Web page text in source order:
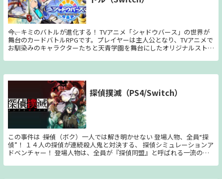
化」することによって、“見た目”も“わざ”もパワーアップ。攻撃の手数
が増えたり、攻撃範囲が広がったり、より多彩なアクションを楽しめま
す。 ◆新アクション「ほおばりヘンケイ」 新世界に散らばる車や自販
機などをほおばることで特別なアクションができる「ほおばりヘンケ
イ」。ほおばるアイテムによって様々な姿に変化し、ステージの探索や
ワドルディの救出に大活躍します。 ◆カービィとバンダナワドルディ
で2人協力プレイ Joy-Conをおすそわけすれば、カービィとバンダナワ
ドルディの2人で新世界を冒険することができます。
――今、キミのバトルが進化する！ TVアニメ「シャドウバース」の世界が
舞台のカードバトルRPGです。プレイヤーは主人公となり、TVアニメで
お馴染みのキャラクターたちと天青学園を舞台にしたオリジナルストー
など、本作ならではの要素が満載です。 ■「Shadowverse」と基本ル
本ルールはまったく同じまま、Nintendo Switchで遊べます。さらに本
作だけでしか見られない超豪華なバトル演出もあります。 ■初心者で
も安心！誰でも楽しみながらルールや用語を覚えられる！ ストーリー
を楽しみながらカードゲームのルールや用語を覚えられます。さらに困
ったときは、「アドバイス機能」もあり、ヘルプ機能も充実していま
す。初心者でもルールをしっかりマスターできます。 ■オンライン機
能、ローカル通信バトルも！ オンライン機能も充実。「ランクマッ
チ」で、オンライン上のさまざまなプレイヤーと遊べます。さらに豪華
な報酬をゲットできる「バトルパス」もあります。もちろん、友達とス
イッチを持ち寄って「ローカル通信バトル」で遊ぶこともできます。
探偵撲滅（PS4/Switch）
この事件は ―― 探偵（ボク）一人では解き明かせない 登場人物、全員“探
偵”！ １４人の探偵が連続殺人鬼と対決する、 探偵シミュレーションア
ドベンチャー！ 登場人物は、全員が『探偵同盟』と呼ばれる一流の探
『武装探偵』、記憶力に優れた読書好き『文学探偵』に、オカルトの専